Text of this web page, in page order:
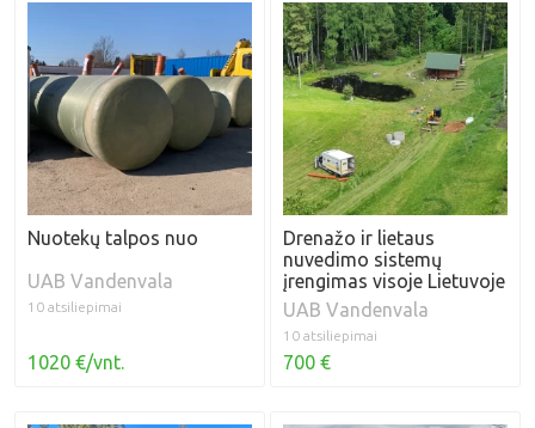
Nuotekų talpos nuo
UAB Vandenvala
10 atsiliepimai
1020 €/vnt.
Drenažo ir lietaus
nuvedimo sistemų
įrengimas visoje Lietuvoje
UAB Vandenvala
10 atsiliepimai
700 €